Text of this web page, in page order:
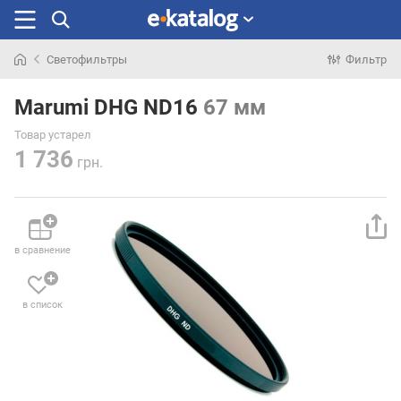
раньше
Светофильтры Фильтр
Marumi DHG ND16 67 мм
Товар устарел
1 736 грн.
в сравнение
в список